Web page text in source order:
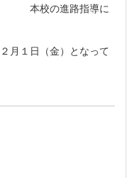
校の進路指導に
）となって